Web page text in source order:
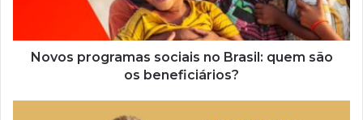
beneficiários?
Novos programas sociais no Brasil: quem são
os beneficiários?